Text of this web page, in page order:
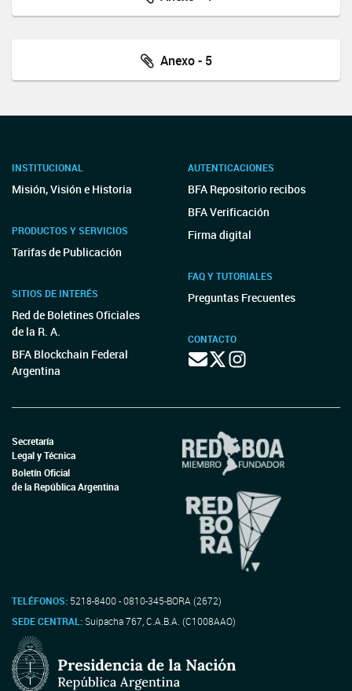
Anexo - 5
INSTITUCIONAL
Misión, Visión e Historia
PRODUCTOS Y SERVICIOS
Tarifas de Publicación
SITIOS DE INTERÉS
Red de Boletines Oficiales
de la R. A.
BFA Blockchain Federal
Argentina
AUTENTICACIONES
BFA Repositorio recibos
BFA Verificación
Firma digital
FAQ Y TUTORIALES
Preguntas Frecuentes
CONTACTO
Secretaría
Legal y Técnica
Boletín Oficial
de la República Argentina
TELÉFONOS: 5218-8400 - 0810-345-BORA (2672)
SEDE CENTRAL:Suipacha 767, C.A.B.A. (C1008AAO)